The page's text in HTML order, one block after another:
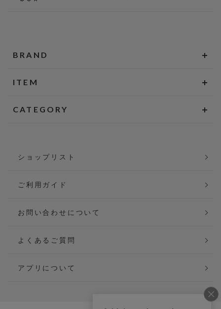
BRAND
ITEM
CATEGORY
ショップリスト
ご利用ガイド
お問い合わせについて
よくあるご質問
アプリについて